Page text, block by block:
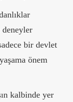
bir devlet
önem
kalbinde yer